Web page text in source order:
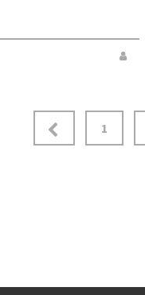
1